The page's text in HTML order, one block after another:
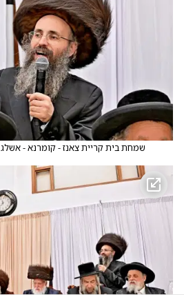
שמחת בית קריית צאנז - קומרנא - אשלג